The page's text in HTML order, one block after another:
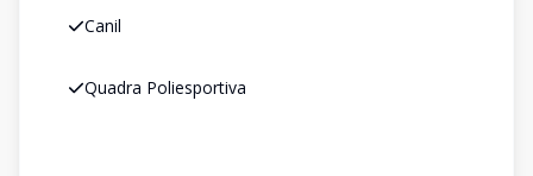
Canil
Quadra Poliesportiva